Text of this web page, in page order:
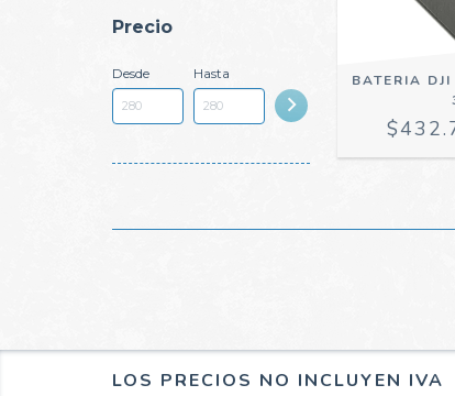
Precio
Desde Hasta
BATERIA
LOS PRECIOS NO INCLUYEN IVA